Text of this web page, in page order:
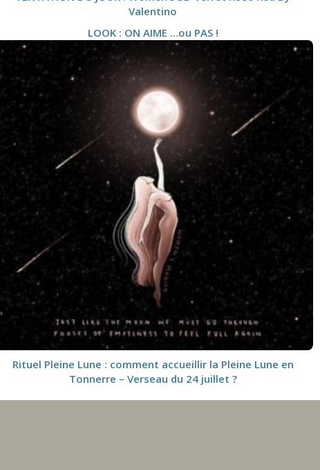
Valentino
LOOK : ON AIME …ou PAS !
Rituel Pleine Lune : comment accueillir la Pleine Lune en
Tonnerre – Verseau du 24 juillet ?